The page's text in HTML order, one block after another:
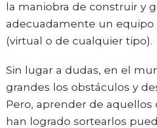
la maniobra de construir y
adecuadamente un
(virtual o de cualquier tipo).
Sin lugar a dudas, en el
grandes los obstáculos y
Pero, aprender de
han logrado sortearlos